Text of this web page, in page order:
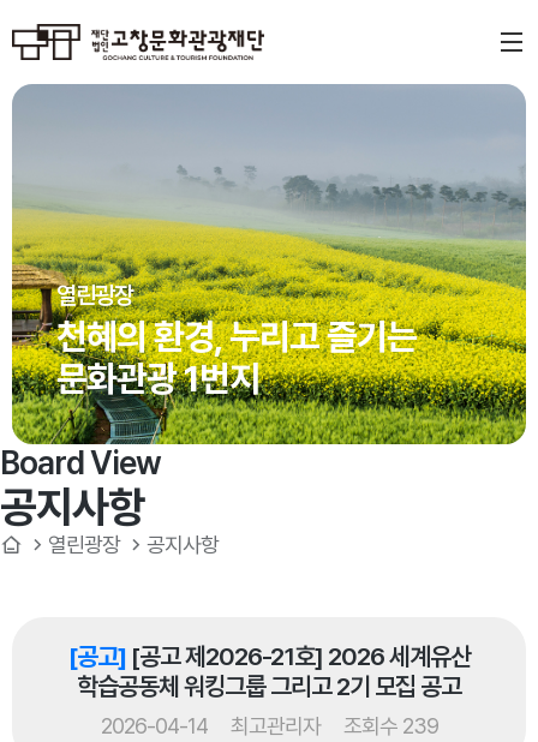
열린광장
천혜의 환경, 누리고 즐기는
문화관광 1번지
Board View
공지사항
열린광장 공지사항
[공고] [공고 제2026-21호] 2026 세계유산
학습공동체 워킹그룹 그리고 2기 모집 공고
2026-04-14 최고관리자 조회수 239